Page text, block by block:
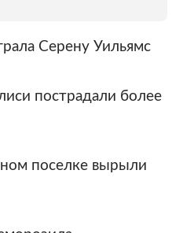
Серену Уильямс
пострадали более
поселке вырыли